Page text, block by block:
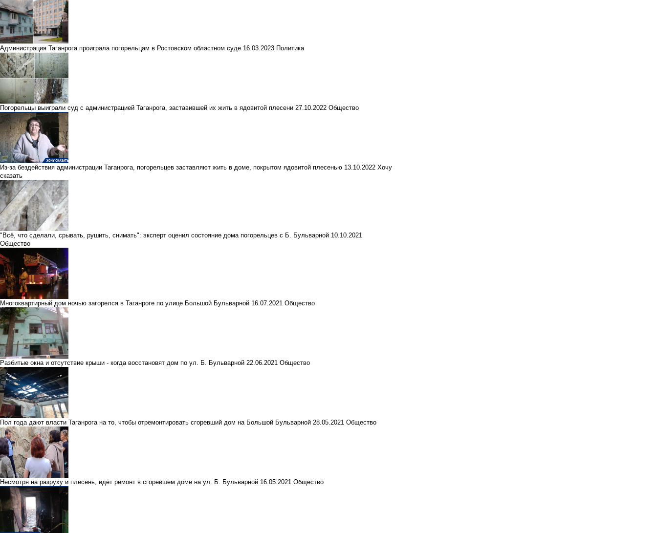
Администрация Таганрога проиграла погорельцам в Ростовском областном суде 16.03.2023 Политика
Погорельцы выиграли суд с администрацией Таганрога, заставившей их жить в ядовитой плесени 27.10.2022 Общество
Из-за бездействия администрации Таганрога, погорельцев заставляют жить в доме, покрытом ядовитой плесенью 13.10.2022 Хочу
сказать
"Всё, что сделали, срывать, рушить, снимать": эксперт оценил состояние дома погорельцев с Б. Бульварной 10.10.2021
Общество
Многоквартирный дом ночью загорелся в Таганроге по улице Большой Бульварной 16.07.2021 Общество
Разбитые окна и отсутствие крыши - когда восстановят дом по ул. Б. Бульварной 22.06.2021 Общество
Пол года дают власти Таганрога на то, чтобы отремонтировать сгоревший дом на Большой Бульварной 28.05.2021 Общество
Несмотря на разруху и плесень, идёт ремонт в сгоревшем доме на ул. Б. Бульварной 16.05.2021 Общество